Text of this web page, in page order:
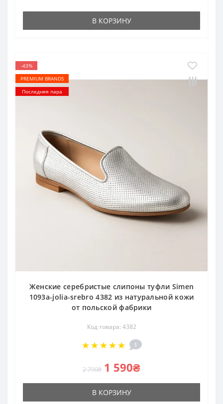
В КОРЗИНУ
-43%
PREMIUM BRANDS
Последняя пара
Женские серебристые слипоны туфли Simen
1093a-jolia-srebro 4382 из натуральной кожи
от польской фабрики
Код товара: 4382
1
2 790₴ 1 590₴
В КОРЗИНУ